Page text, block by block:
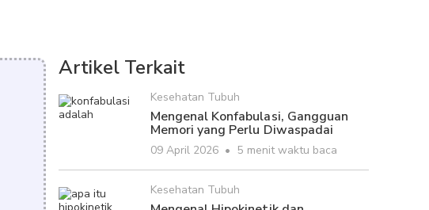
Artikel Terkait
Kesehatan Tubuh
Mengenal Konfabulasi, Gangguan
Memori yang Perlu Diwaspadai
09 April 2026 • 5 menit waktu baca
Kesehatan Tubuh